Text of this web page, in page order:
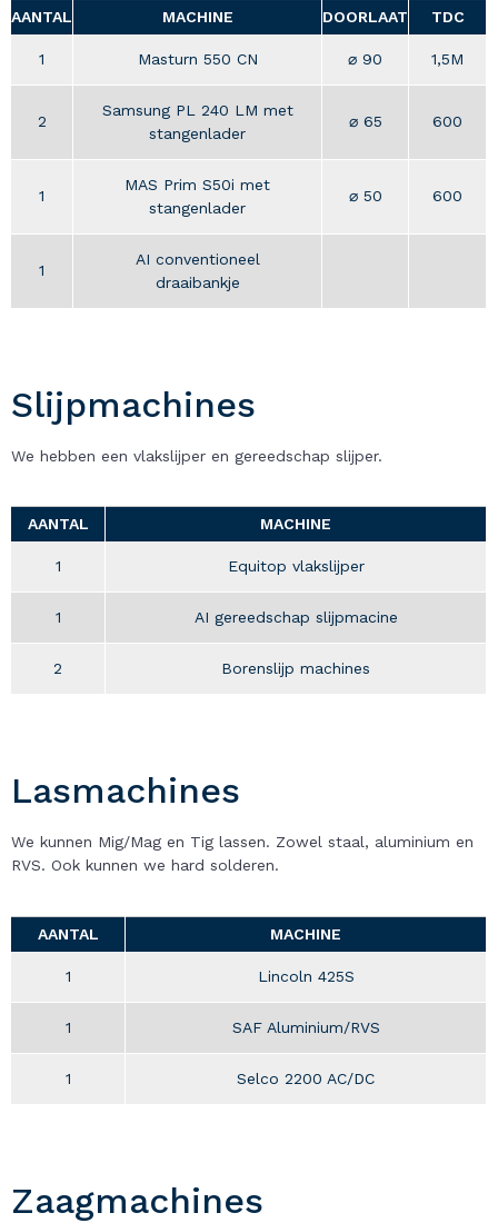
AANTAL MACHINE DOORLAAT TDC
1 Masturn 550 CN ⌀ 90 1,5M
2
Samsung PL 240 LM met
stangenlader
⌀ 65 600
1
MAS Prim S50i met
stangenlader
⌀ 50 600
1
AI conventioneel
draaibankje
Slijpmachines
We hebben een vlakslijper en gereedschap slijper.
AANTAL MACHINE
1 Equitop vlakslijper
1 AI gereedschap slijpmacine
2 Borenslijp machines
Lasmachines
We kunnen Mig/Mag en Tig lassen. Zowel staal, aluminium en
RVS. Ook kunnen we hard solderen.
AANTAL MACHINE
1 Lincoln 425S
1 SAF Aluminium/RVS
1 Selco 2200 AC/DC
Zaagmachines